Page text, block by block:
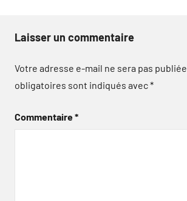
Laisser un commentaire
Votre adresse e-mail ne sera pas publiée.
obligatoires sont indiqués avec*
Commentaire*